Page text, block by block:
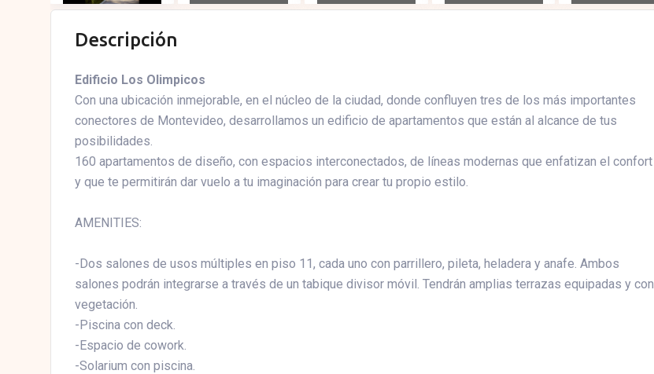
Descripción
Edificio Los Olimpicos
Con una ubicación inmejorable, en el núcleo de la ciudad, donde confluyen tres de los más importantes
conectores de Montevideo, desarrollamos un edificio de apartamentos que están al alcance de tus
posibilidades.
160 apartamentos de diseño, con espacios interconectados, de líneas modernas que enfatizan el confort
y que te permitirán dar vuelo a tu imaginación para crear tu propio estilo.
AMENITIES:
-Dos salones de usos múltiples en piso 11, cada uno con parrillero, pileta, heladera y anafe. Ambos
salones podrán integrarse a través de un tabique divisor móvil. Tendrán amplias terrazas equipadas y con
vegetación.
-Piscina con deck.
-Espacio de cowork.
-Solarium con piscina.